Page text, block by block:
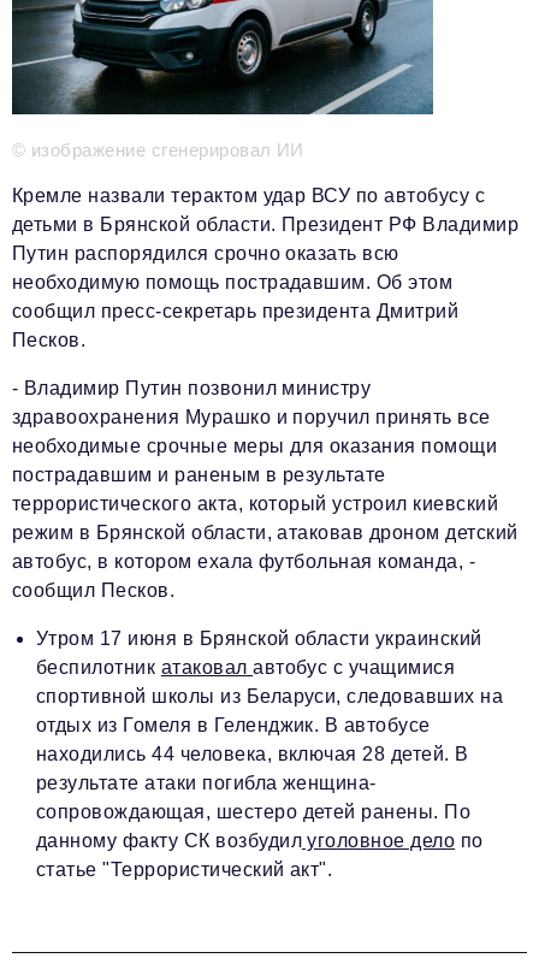
info@business-magazine.online
Отдел рекламы
reklama@business-magazine.online
Отдел распространения/редакционная подписка
Отдел по работе с партнерами
partner@business-magazine.online
© изображение сгенерировал ИИ
Кремле назвали терактом удар ВСУ по автобусу с
детьми в Брянской области. Президент РФ Владимир
Путин распорядился срочно оказать всю
необходимую помощь пострадавшим. Об этом
сообщил пресс-секретарь президента Дмитрий
Песков.
- Владимир Путин позвонил министру
здравоохранения Мурашко и поручил принять все
необходимые срочные меры для оказания помощи
пострадавшим и раненым в результате
террористического акта, который устроил киевский
режим в Брянской области, атаковав дроном детский
автобус, в котором ехала футбольная команда, -
сообщил Песков.
Утром 17 июня в Брянской области украинский
беспилотник атаковалавтобус с учащимися
спортивной школы из Беларуси, следовавших на
отдых из Гомеля в Геленджик. В автобусе
находились 44 человека, включая 28 детей. В
результате атаки погибла женщина-
сопровождающая, шестеро детей ранены. По
данному факту СК возбудил уголовное дело по
статье "Террористический акт".